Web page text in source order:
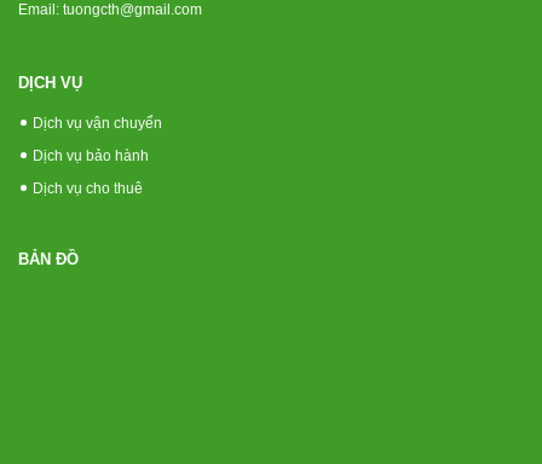
Email: tuongcth@gmail.com
DỊCH VỤ
Dịch vụ vận chuyển
Dịch vụ bảo hành
Dịch vụ cho thuê
BẢN ĐỒ